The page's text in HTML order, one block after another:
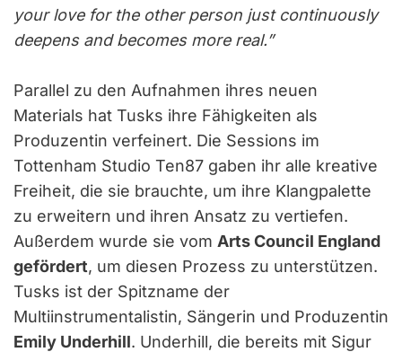
your love for the other person just continuously
deepens and becomes more real.”
Parallel zu den Aufnahmen ihres neuen
Materials hat Tusks ihre Fähigkeiten als
Produzentin verfeinert. Die Sessions im
Tottenham Studio Ten87 gaben ihr alle kreative
Freiheit, die sie brauchte, um ihre Klangpalette
zu erweitern und ihren Ansatz zu vertiefen.
Außerdem wurde sie vom Arts Council England
gefördert, um diesen Prozess zu unterstützen.
Tusks ist der Spitzname der
Multiinstrumentalistin, Sängerin und Produzentin
Emily Underhill. Underhill, die bereits mit Sigur